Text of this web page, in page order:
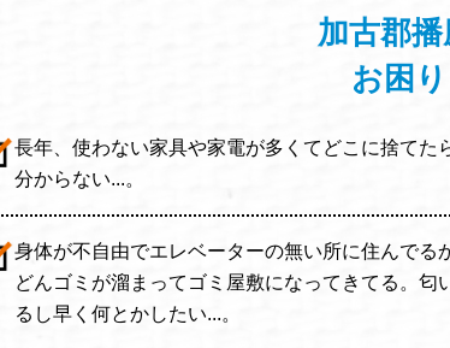
加古郡
お困
長年、使わない家具や家電が多くてどこに捨てた
分からない...。
身体が不自由でエレベーターの無い所に住んでる
どんゴミが溜まってゴミ屋敷になってきてる。匂
るし早く何とかしたい...。